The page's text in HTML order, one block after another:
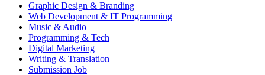
Graphic Design & Branding
Web Development & IT Programming
Music & Audio
Programming & Tech
Digital Marketing
Writing & Translation
Submission Job